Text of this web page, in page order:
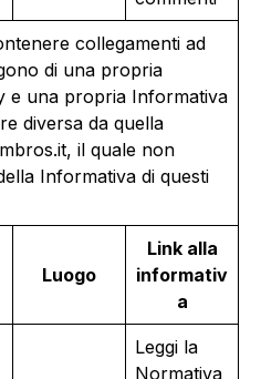
collegamenti ad
di una propria
e una propria Informativa
diversa da quella
il quale non
Informativa di questi
Luogo
Link alla
informativ
a
Leggi la
Normativa